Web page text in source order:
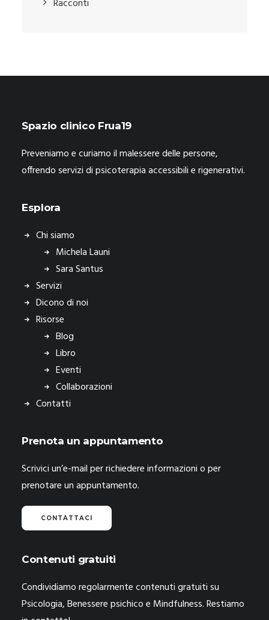
Racconti
Spazio clinico Frua19
Preveniamo e curiamo il malessere delle persone,
offrendo servizi di psicoterapia accessibili e rigenerativi.
Esplora
Chi siamo
Michela Launi
Sara Santus
Servizi
Dicono di noi
Risorse
Blog
Libro
Eventi
Collaborazioni
Contatti
Prenota un appuntamento
Scrivici un’e-mail per richiedere informazioni o per
prenotare un appuntamento.
CONTATTACI
Contenuti gratuiti
Condividiamo regolarmente contenuti gratuiti su
Psicologia, Benessere psichico e Mindfulness. Restiamo